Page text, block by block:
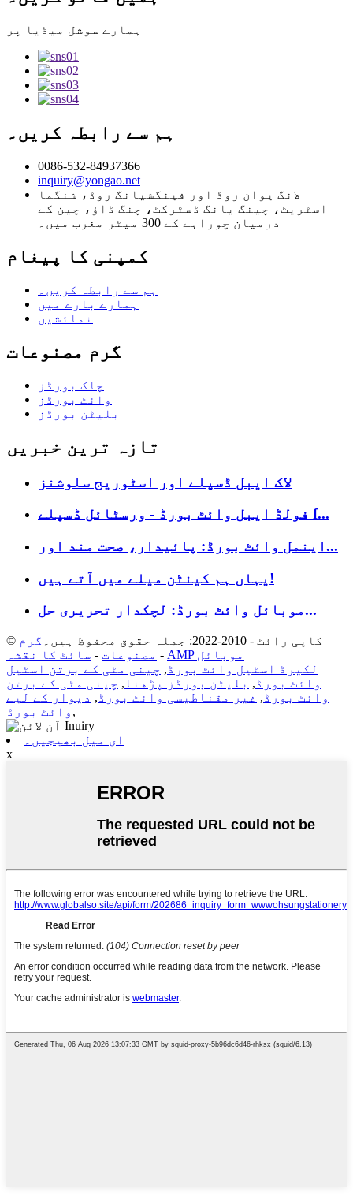
ہمارے سوشل میڈیا پر
ہم سے رابطہ کریں۔
0086-532-84937366
inquiry@yongao.net
لانگ یوان روڈ اور فینگشیانگ روڈ، شنگما
اسٹریٹ، چینگ یانگ ڈسٹرکٹ، چنگ ڈاؤ، چین کے
درمیان چوراہے کے 300 میٹر مغرب میں۔
کمپنی کا پیغام
ہم سے رابطہ کریں۔
ہمارے بارے میں
نمائشیں
گرم مصنوعات
چاک بورڈز
وائٹ بورڈز
بلیٹن بورڈز
تازہ ترین خبریں
لاک ایبل ڈسپلے اور اسٹوریج سلوشنز
فولڈ ایبل وائٹ بورڈ - ورسٹائل ڈسپلے f...
اینمل وائٹ بورڈ: پائیدار، صحت مند اور...
یہاں ہم کینٹن میلے میں آتے ہیں!
موبائل وائٹ بورڈ: لچکدار تحریری حل...
© کاپی رائٹ - 2010-2022: جملہ حقوق محفوظ ہیں۔
گرم
مصنوعات - سائٹ کا نقشہ -
AMP موبائل
لکیرڈ اسٹیل وائٹ بورڈ , چینی مٹی کے برتن اسٹیل
وائٹ بورڈ , بلیٹن بورڈز پڑھنا , چینی مٹی کے برتن
وائٹ بورڈ , غیر مقناطیسی وائٹ بورڈ , دیوار کے لیے
وائٹ بورڈ ,
ای میل بھیجیں۔
x